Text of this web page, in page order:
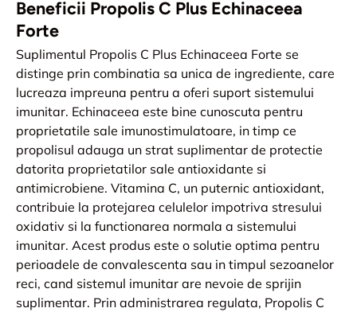
Beneficii Propolis C Plus Echinaceea
Forte
Suplimentul Propolis C Plus Echinaceea Forte se
distinge prin combinatia sa unica de ingrediente, care
lucreaza impreuna pentru a oferi suport sistemului
imunitar. Echinaceea este bine cunoscuta pentru
proprietatile sale imunostimulatoare, in timp ce
propolisul adauga un strat suplimentar de protectie
datorita proprietatilor sale antioxidante si
antimicrobiene. Vitamina C, un puternic antioxidant,
contribuie la protejarea celulelor impotriva stresului
oxidativ si la functionarea normala a sistemului
imunitar. Acest produs este o solutie optima pentru
perioadele de convalescenta sau in timpul sezoanelor
reci, cand sistemul imunitar are nevoie de sprijin
suplimentar. Prin administrarea regulata, Propolis C